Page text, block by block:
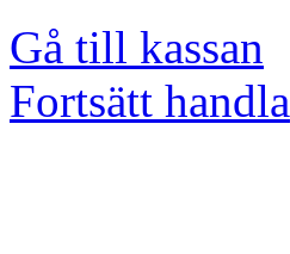
Gå till kassan
Fortsätt handla